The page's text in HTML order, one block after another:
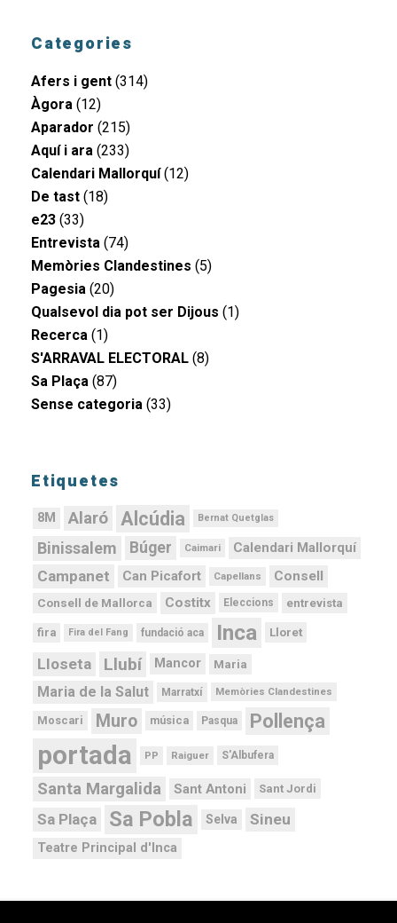
Categories
Afers i gent (314)
Àgora (12)
Aparador (215)
Aquí i ara (233)
Calendari Mallorquí(12)
De tast (18)
e23 (33)
Entrevista (74)
Memòries Clandestines (5)
Pagesia (20)
Qualsevol dia pot ser Dijous (1)
Recerca (1)
S'ARRAVAL ELECTORAL (8)
Sa Plaça (87)
Sense categoria (33)
Etiquetes
8M Alaró Alcúdia Bernat Quetglas
Binissalem Búger Caimari Calendari Mallorquí
Campanet Can Picafort Capellans Consell
Consell de Mallorca Costitx Eleccions entrevista
fira Fira del Fang fundació aca Inca Lloret
Lloseta Llubí Mancor Maria
Maria de la Salut Marratxí Memòries Clandestines
Moscari Muro música Pasqua Pollença
portada PP Raiguer S'Albufera
Santa Margalida Sant Antoni Sant Jordi
Sa Plaça Sa Pobla Selva Sineu
Teatre Principal d'Inca